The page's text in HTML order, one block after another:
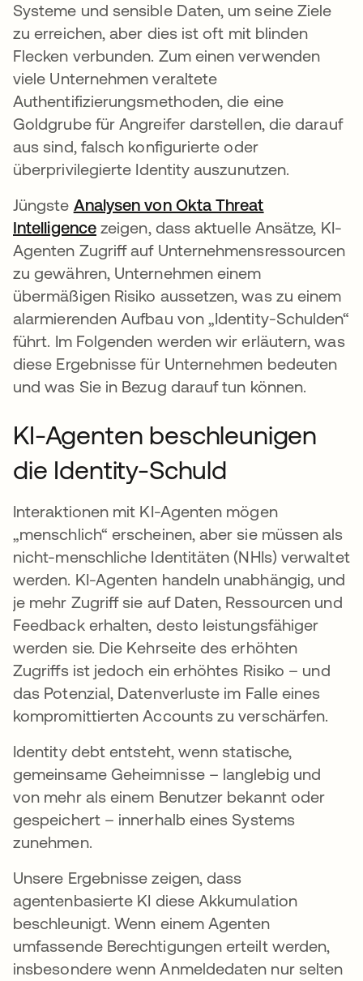
Systeme und sensible Daten, um seine Ziele
zu erreichen, aber dies ist oft mit blinden
Flecken verbunden. Zum einen verwenden
viele Unternehmen veraltete
Authentifizierungsmethoden, die eine
Goldgrube für Angreifer darstellen, die darauf
aus sind, falsch konfigurierte oder
überprivilegierte Identity auszunutzen.
Jüngste Analysen von Okta Threat
Intelligencezeigen, dass aktuelle Ansätze, KI-
Agenten Zugriff auf Unternehmensressourcen
zu gewähren, Unternehmen einem
übermäßigen Risiko aussetzen, was zu einem
alarmierenden Aufbau von „Identity-Schulden“
führt. Im Folgenden werden wir erläutern, was
diese Ergebnisse für Unternehmen bedeuten
und was Sie in Bezug darauf tun können.
KI-Agenten beschleunigen
die Identity-Schuld
Interaktionen mit KI-Agenten mögen
„menschlich“ erscheinen, aber sie müssen als
nicht-menschliche Identitäten (NHIs) verwaltet
werden. KI-Agenten handeln unabhängig, und
je mehr Zugriff sie auf Daten, Ressourcen und
Feedback erhalten, desto leistungsfähiger
werden sie. Die Kehrseite des erhöhten
Zugriffs ist jedoch ein erhöhtes Risiko – und
das Potenzial, Datenverluste im Falle eines
kompromittierten Accounts zu verschärfen.
Identity debt entsteht, wenn statische,
gemeinsame Geheimnisse – langlebig und
von mehr als einem Benutzer bekannt oder
gespeichert – innerhalb eines Systems
zunehmen.
Unsere Ergebnisse zeigen, dass
agentenbasierte KI diese Akkumulation
beschleunigt. Wenn einem Agenten
umfassende Berechtigungen erteilt werden,
insbesondere wenn Anmeldedaten nur selten